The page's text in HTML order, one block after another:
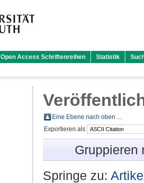
Open Access Schriftenreihen Statistik
Eine Ebene nach oben ...
Exportieren als
Gruppieren
Springe zu: